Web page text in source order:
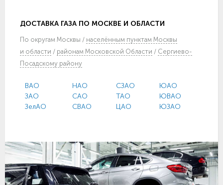
ДОСТАВКА ГАЗА ПО МОСКВЕ И ОБЛАСТИ
По округам Москвы / населённым пунктам Москвы
и области / районам Московской Области / Сергиево-
Посадскому району
ВАО
ЗАО
ЗелАО
НАО
САО
СВАО
СЗАО
ТАО
ЦАО
ЮАО
ЮВАО
ЮЗАО